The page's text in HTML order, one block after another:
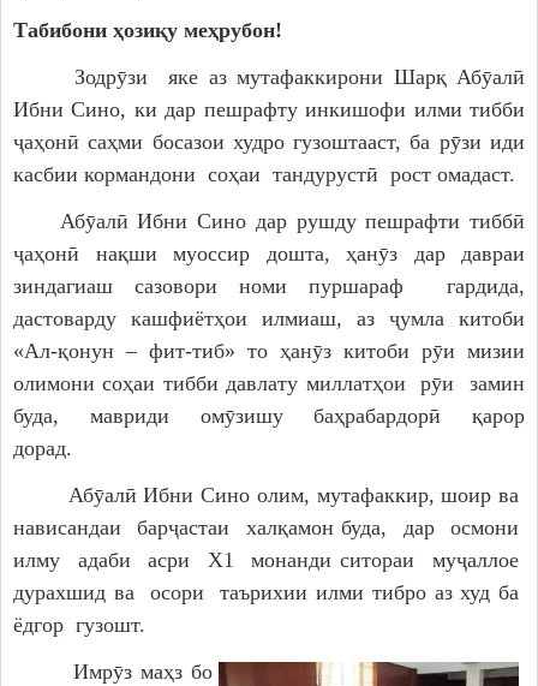
Иқтисодиёт
МАҚОМОТИ НАМОЯНДАГӢ
Маҷлиси вакилони халқ
САНАДҲОИ МЕЪЁРӢ-ҲУҚУҚӢ
Қарорҳои маҷлиси вакилони халқ
Қарорҳои раиси ноҳия
Қонунҳо
Табибони ҳозиқу меҳрубон!
Зодрӯзи яке аз мутафаккирони Шарқ Абӯалӣ
Ибни Сино, ки дар пешрафту инкишофи илми тибби
ҷаҳонӣ саҳми босазои худро гузоштааст, ба рӯзи иди
касбии кормандони соҳаи тандурустӣ рост омадаст.
Абӯалӣ Ибни Сино дар рушду пешрафти тиббӣ
ҷаҳонӣ нақши муоссир дошта, ҳанӯз дар давраи
зиндагиаш сазовори номи пуршараф гардида,
дастоварду кашфиётҳои илмиаш, аз ҷумла китоби
«Ал-қонун – фит-тиб» то ҳанӯз китоби рӯи мизии
олимони соҳаи тибби давлату миллатҳои рӯи замин
буда, мавриди омӯзишу баҳрабардорӣ қарор
дорад.
Абӯалӣ Ибни Сино олим, мутафаккир, шоир ва
нависандаи барҷастаи халқамон буда, дар осмони
илму адаби асри Х1 монанди ситораи муҷаллое
дурахшид ва осори таърихии илми тибро аз худ ба
ёдгор гузошт.
Имрӯз маҳз бо